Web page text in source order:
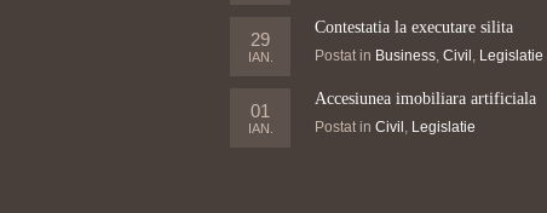
29
IAN.
Contestatia la executare silita
Postat in Business, Civil , Legislatie
01
IAN.
Accesiunea imobiliara artificiala
Postat in Civil , Legislatie